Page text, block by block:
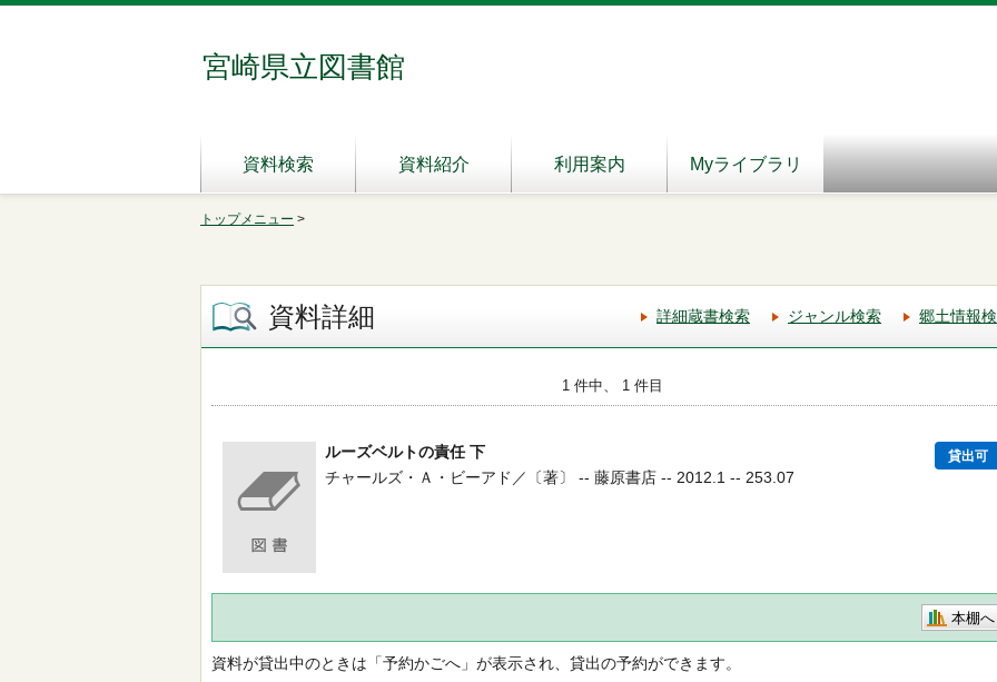
宮崎県立図書館
資料検索 資料紹介 利用案内 Myライブラリ
トップメニュー >
資料詳細 詳細蔵書検索 ジャンル検索 郷土情報
1 件中、 1 件目
ルーズベルトの責任 下 貸出可
チャールズ・Ａ・ビーアド／〔著〕 -- 藤原書店 -- 2012.1 -- 253.07
本棚へ
資料が貸出中のときは「予約かごへ」が表示され、貸出の予約ができます。